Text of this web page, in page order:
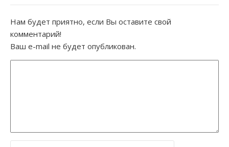
Нам будет приятно, если Вы оставите свой
комментарий!
Ваш e-mail не будет опубликован.